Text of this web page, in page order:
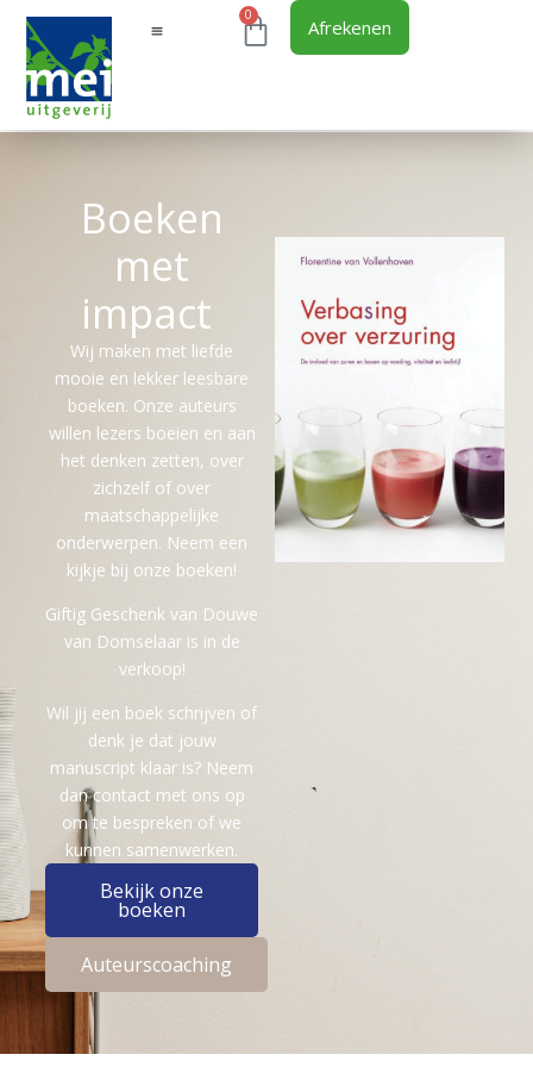
0
Afrekenen
Boeken
met
impact
Wij maken met liefde
mooie en lekker leesbare
boeken. Onze auteurs
willen lezers boeien en aan
het denken zetten, over
zichzelf of over
maatschappelijke
onderwerpen. Neem een
kijkje bij onze boeken!
Giftig Geschenk van Douwe
van Domselaar is in de
verkoop!
Wil jij een boek schrijven of
denk je dat jouw
manuscript klaar is? Neem
dan contact met ons op
om te bespreken of we
kunnen samenwerken.
Bekijk onze
boeken
Auteurscoaching